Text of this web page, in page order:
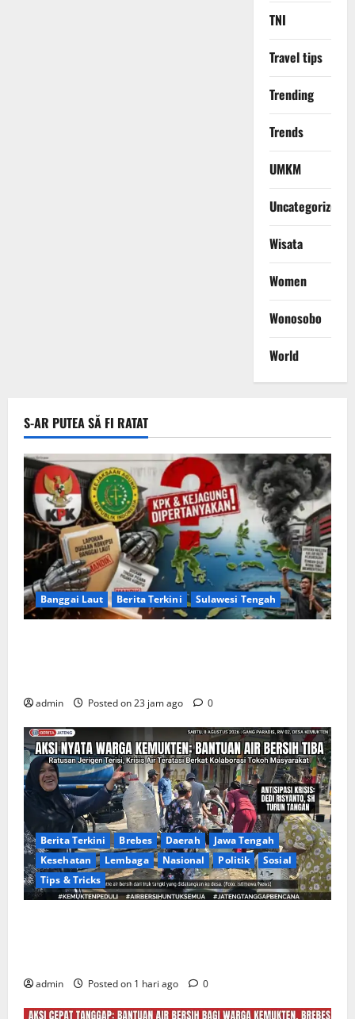
TNI
Travel tips
Trending
Trends
UMKM
Uncategorized
Wisata
Women
Wonosobo
World
S-AR PUTEA SĂ FI RATAT
Banggai Laut Berita Terkini Sulawesi Tengah
admin Posted on 23 jam ago 0
Berita Terkini Brebes Daerah
Jawa Tengah
Kesehatan
Lembaga Nasional Politik
Sosial
Tips & Tricks
admin Posted on 1 hari ago 0